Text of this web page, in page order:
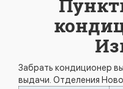
Забрать кондиционер
выдачи. Отделения